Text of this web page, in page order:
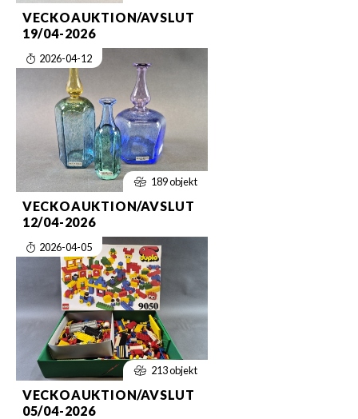
VECKOAUKTION/AVSLUT
19/04-2026
2026-04-12
189 objekt
VECKOAUKTION/AVSLUT
12/04-2026
2026-04-05
213 objekt
VECKOAUKTION/AVSLUT
05/04-2026